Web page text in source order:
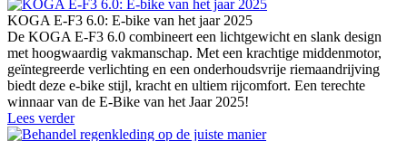
KOGA E-F3 6.0: E-bike van het jaar 2025
De KOGA E-F3 6.0 combineert een lichtgewicht en slank design
met hoogwaardig vakmanschap. Met een krachtige middenmotor,
geïntegreerde verlichting en een onderhoudsvrije riemaandrijving
biedt deze e-bike stijl, kracht en ultiem rijcomfort. Een terechte
winnaar van de E-Bike van het Jaar 2025!
Lees verder